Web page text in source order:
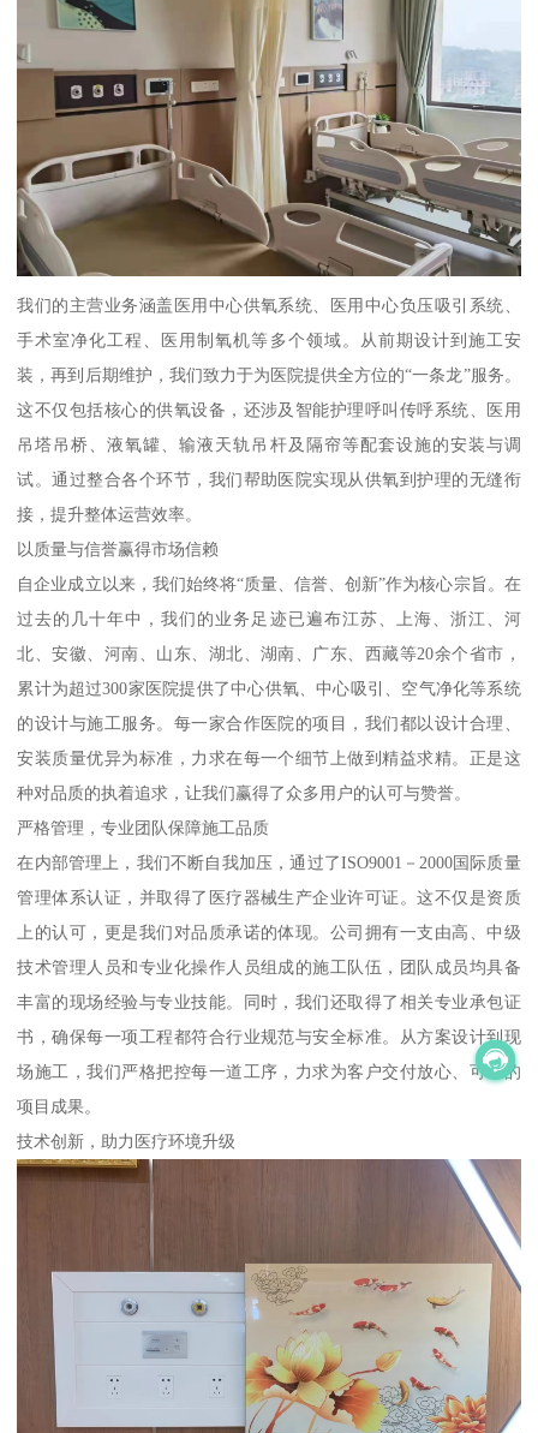
我们的主营业务涵盖医用中心供氧系统、医用中心负压吸引系统、
手术室净化工程、医用制氧机等多个领域。从前期设计到施工安
装，再到后期维护，我们致力于为医院提供全方位的“一条龙”服务。
这不仅包括核心的供氧设备，还涉及智能护理呼叫传呼系统、医用
吊塔吊桥、液氧罐、输液天轨吊杆及隔帘等配套设施的安装与调
试。通过整合各个环节，我们帮助医院实现从供氧到护理的无缝衔
接，提升整体运营效率。
以质量与信誉赢得市场信赖
自企业成立以来，我们始终将“质量、信誉、创新”作为核心宗旨。在
过去的几十年中，我们的业务足迹已遍布江苏、上海、浙江、河
北、安徽、河南、山东、湖北、湖南、广东、西藏等20余个省市，
累计为超过300家医院提供了中心供氧、中心吸引、空气净化等系统
的设计与施工服务。每一家合作医院的项目，我们都以设计合理、
安装质量优异为标准，力求在每一个细节上做到精益求精。正是这
种对品质的执着追求，让我们赢得了众多用户的认可与赞誉。
严格管理，专业团队保障施工品质
在内部管理上，我们不断自我加压，通过了ISO9001－2000国际质量
管理体系认证，并取得了医疗器械生产企业许可证。这不仅是资质
上的认可，更是我们对品质承诺的体现。公司拥有一支由高、中级
技术管理人员和专业化操作人员组成的施工队伍，团队成员均具备
丰富的现场经验与专业技能。同时，我们还取得了相关专业承包证
书，确保每一项工程都符合行业规范与安全标准。从方案设计到现
场施工，我们严格把控每一道工序，力求为客户交付放心、可靠的
项目成果。
技术创新，助力医疗环境升级